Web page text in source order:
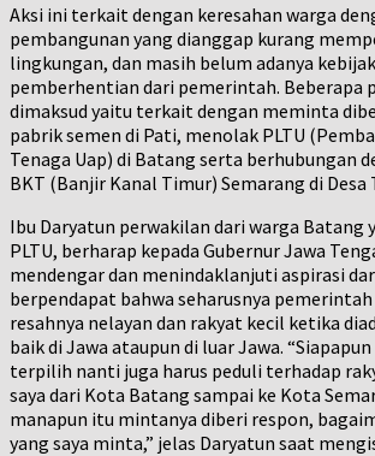
Aksi ini terkait dengan keresahan warga
pembangunan yang dianggap kurang
lingkungan, dan masih belum adanya
pemberhentian dari pemerintah. Beberapa
dimaksud yaitu terkait dengan meminta
pabrik semen di Pati, menolak PLTU
Tenaga Uap) di Batang serta berhubungan
BKT (Banjir Kanal Timur) Semarang di Desa
Ibu Daryatun perwakilan dari warga Batang
PLTU, berharap kepada Gubernur Jawa
mendengar dan menindaklanjuti aspirasi
berpendapat bahwa seharusnya
resahnya nelayan dan rakyat kecil ketika
baik di Jawa ataupun di luar Jawa.
terpilih nanti juga harus peduli terhadap
saya dari Kota Batang sampai ke Kota
manapun itu mintanya diberi respon,
yang saya minta,” jelas Daryatun saat